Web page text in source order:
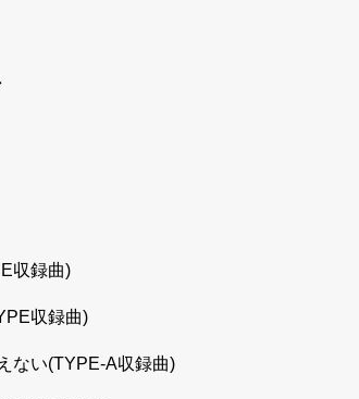
収録曲)
収録曲)
ない(TYPE-A収録曲)